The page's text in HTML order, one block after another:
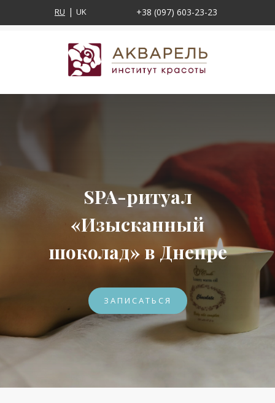
RU UK +38 (097) 603-23-23
SPA-ритуал
«Изысканный
шоколад» в Днепре
ЗАПИСАТЬСЯ